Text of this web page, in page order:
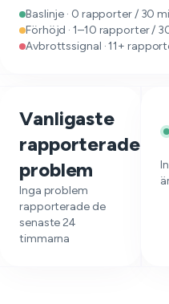
Baslinje · 0 rapporter / 30
Förhöjd · 1–10 rapporter /
Avbrottssignal · 11+
Vanligaste
rapporterade
problem
—
Inga problem
rapporterade de
senaste 24
timmarna